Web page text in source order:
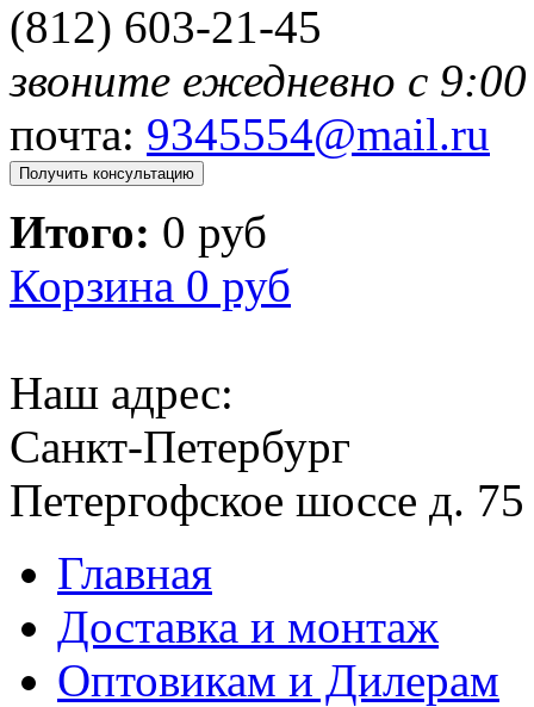
(812) 603-21-45
звоните ежедневно с
почта: 9345554@mail.ru
Получить консультацию
Итого: 0 руб
Корзина 0 руб
Наш адрес:
Санкт-Петербург
Петергофское шоссе д. 75
Главная
Доставка и монтаж
Оптовикам и Дилерам